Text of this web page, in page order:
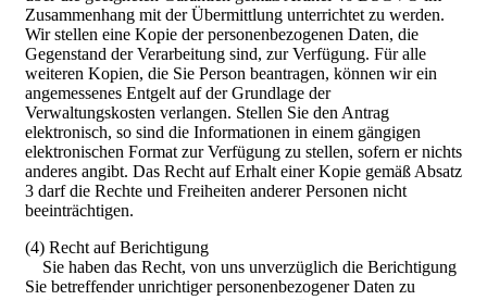
Zusammenhang mit der Übermittlung unterrichtet zu werden.
Wir stellen eine Kopie der personenbezogenen Daten, die
Gegenstand der Verarbeitung sind, zur Verfügung. Für alle
weiteren Kopien, die Sie Person beantragen, können wir ein
angemessenes Entgelt auf der Grundlage der
Verwaltungskosten verlangen. Stellen Sie den Antrag
elektronisch, so sind die Informationen in einem gängigen
elektronischen Format zur Verfügung zu stellen, sofern er nichts
anderes angibt. Das Recht auf Erhalt einer Kopie gemäß Absatz
3 darf die Rechte und Freiheiten anderer Personen nicht
beeinträchtigen.
(4) Recht auf Berichtigung
Sie haben das Recht, von uns unverzüglich die Berichtigung
Sie betreffender unrichtiger personenbezogener Daten zu